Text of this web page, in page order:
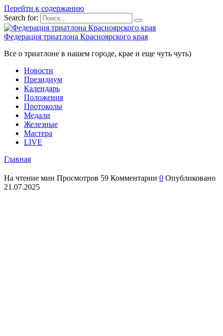
Перейти к содержанию
Search for:
Федерация триатлона Красноярского края
Все о триатлоне в нашем городе, крае и еще чуть чуть)
Новости
Президиум
Календарь
Положения
Протоколы
Медали
Железные
Мастера
LIVE
Главная
На чтение мин Просмотров 59 Комментарии 0 Опубликовано
21.07.2025